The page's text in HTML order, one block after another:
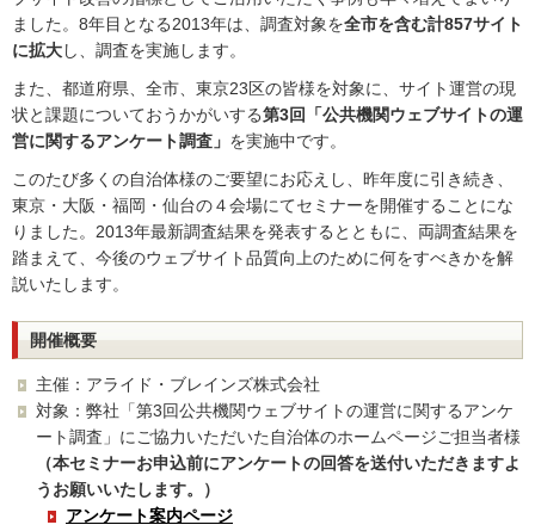
ました。8年目となる2013年は、調査対象を全市を含む計857サイト
に拡大し、調査を実施します。
また、都道府県、全市、東京23区の皆様を対象に、サイト運営の現
状と課題についておうかがいする第3回「公共機関ウェブサイトの運
営に関するアンケート調査」 を実施中です。
このたび多くの自治体様のご要望にお応えし、昨年度に引き続き、
東京・大阪・福岡・仙台の４会場にてセミナーを開催することにな
りました。2013年最新調査結果を発表するとともに、両調査結果を
踏まえて、今後のウェブサイト品質向上のために何をすべきかを解
説いたします。
開催概要
主催：アライド・ブレインズ株式会社
対象：弊社「第3回公共機関ウェブサイトの運営に関するアンケ
ート調査」にご協力いただいた自治体のホームページご担当者様
（本セミナーお申込前にアンケートの回答を送付いただきますよ
うお願いいたします。）
アンケート案内ページ